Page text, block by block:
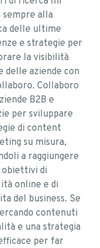
alla
delle ultime
e strategie per
la visibilità
delle aziende con
Collaboro
B2B e
per sviluppare
di content
su misura,
a raggiungere
di
online e di
del business. Se
contenuti
e una strategia
per far